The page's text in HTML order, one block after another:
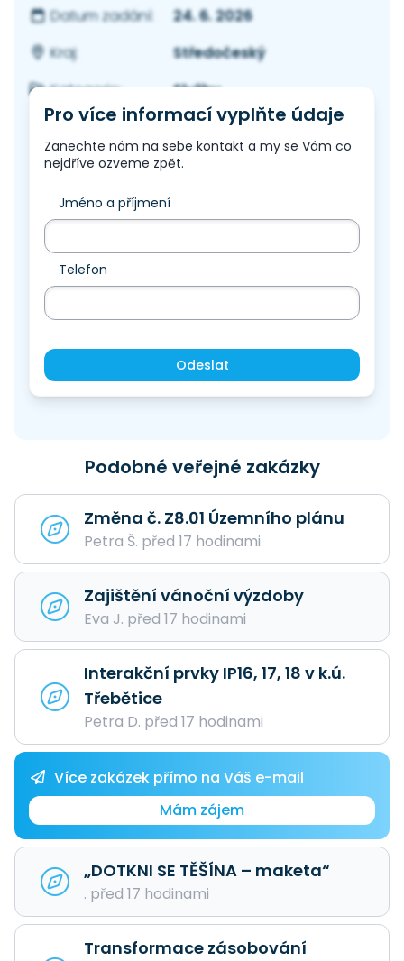
Datum zadání:
24. 6. 2026
Kraj:
Středočeský
Kategorie:
Služby
Pro více informací vyplňte údaje
Zanechte nám na sebe kontakt a my se Vám co
nejdříve ozveme zpět.
Jméno a příjmení
Telefon
Odeslat
Podobné veřejné zakázky
Změna č. Z8.01 Územního plánu
Petra Š. před 17 hodinami
Zajištění vánoční výzdoby
Eva J. před 17 hodinami
Interakční prvky IP16, 17, 18 v k.ú.
Třebětice
Petra D. před 17 hodinami
Více zakázek přímo na Váš e-mail
Mám zájem
„DOTKNI SE TĚŠÍNA – maketa“
. před 17 hodinami
Transformace zásobování